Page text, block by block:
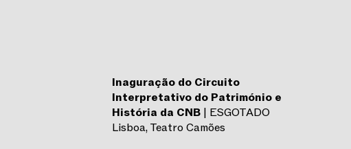
Inaguração do Circuito
Interpretativo do Património e
História da CNB | ESGOTADO
Lisboa, Teatro Camões